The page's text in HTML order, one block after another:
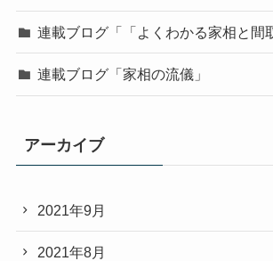
連載ブログ「「よくわかる家相と間
連載ブログ「家相の流儀」
アーカイブ
2021年9月
2021年8月